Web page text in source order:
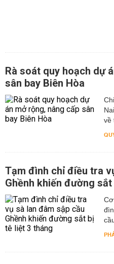
Rà soát quy hoạch dự
sân bay Biên Hòa
về
Tạm đình chỉ điều tra
Ghềnh khiến đường